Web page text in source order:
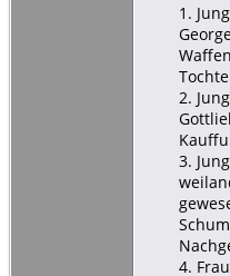
1.
2.
3.
4.